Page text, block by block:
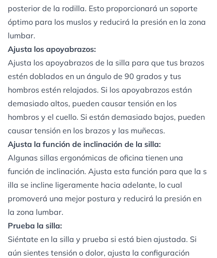
posterior de la rodilla. Esto proporcionará un soporte
óptimo para los muslos y reducirá la presión en la zona
lumbar.
Ajusta los apoyabrazos:
Ajusta los apoyabrazos de la silla para que tus brazos
estén doblados en un ángulo de 90 grados y tus
hombros estén relajados. Si los apoyabrazos están
demasiado altos, pueden causar tensión en los
hombros y el cuello. Si están demasiado bajos, pueden
causar tensión en los brazos y las muñecas.
Ajusta la función de inclinación de la silla:
Algunas sillas ergonómicas de oficina tienen una
función de inclinación. Ajusta esta función para que la s
illa se incline ligeramente hacia adelante, lo cual
promoverá una mejor postura y reducirá la presión en
la zona lumbar.
Prueba la silla:
Siéntate en la silla y prueba si está bien ajustada. Si
aún sientes tensión o dolor, ajusta la configuración